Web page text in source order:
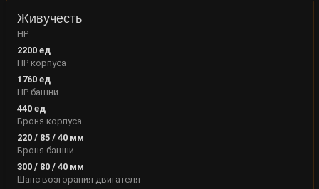
Живучесть
HP
2200ед
HP корпуса
1760ед
HP башни
440ед
Броня корпуса
220/ 85/ 40мм
Броня башни
300 / 80 / 40 мм
Шанс возгорания двигателя